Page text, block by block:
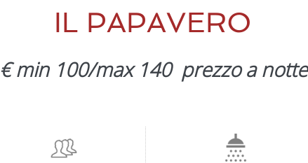
IL PAPAVERO
€ min 100/max 140 prezzo a notte